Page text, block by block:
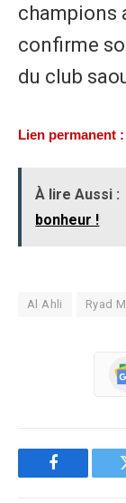
champions
confirme
du club
Lien permanent :
À lire Aussi :
bonheur !
Al Ahli Ryad
Facebook